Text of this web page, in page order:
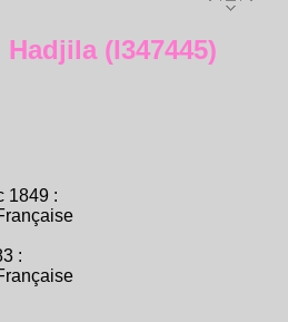
(I347445)
1849 :
: